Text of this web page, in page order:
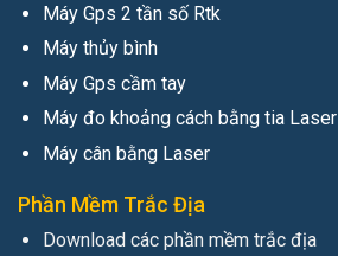
Máy Gps 2 tần số Rtk
Máy thủy bình
Máy Gps cầm tay
Máy đo khoảng cách bằng tia Laser
Máy cân bằng Laser
Phần Mềm Trắc Địa
Download các phần mềm trắc địa